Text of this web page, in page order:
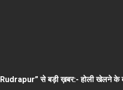
Rudrapur” से बड़ी ख़बर:- होली खेलने के